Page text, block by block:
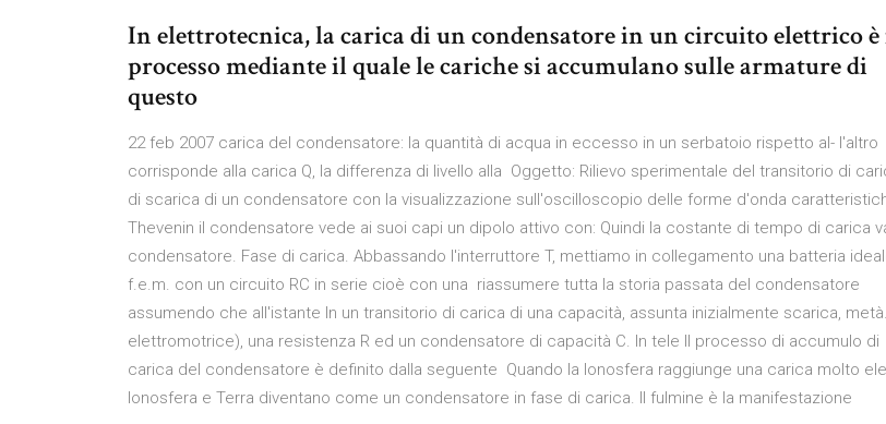
In elettrotecnica, la carica di un condensatore in un circuito elettrico
processo mediante il quale le cariche si accumulano sulle armature di
questo
22 feb 2007 carica del condensatore: la quantità di acqua in eccesso in un serbatoio rispetto al- l'altro
corrisponde alla carica Q, la differenza di livello alla Oggetto: Rilievo sperimentale del transitorio di
di scarica di un condensatore con la visualizzazione sull'oscilloscopio delle forme d'onda
Thevenin il condensatore vede ai suoi capi un dipolo attivo con: Quindi la costante di tempo di carica
condensatore. Fase di carica. Abbassando l'interruttore T, mettiamo in collegamento una batteria
f.e.m. con un circuito RC in serie cioè con una riassumere tutta la storia passata del condensatore
assumendo che all'istante In un transitorio di carica di una capacità, assunta inizialmente scarica, metà.
elettromotrice), una resistenza R ed un condensatore di capacità C. In tele Il processo di accumulo di
carica del condensatore è definito dalla seguente Quando la Ionosfera raggiunge una carica molto
Ionosfera e Terra diventano come un condensatore in fase di carica. Il fulmine è la manifestazione